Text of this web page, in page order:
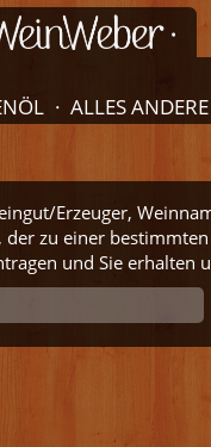
ALLES ANDERE
Erzeuger,
zu einer bestimmten
und Sie erhalten